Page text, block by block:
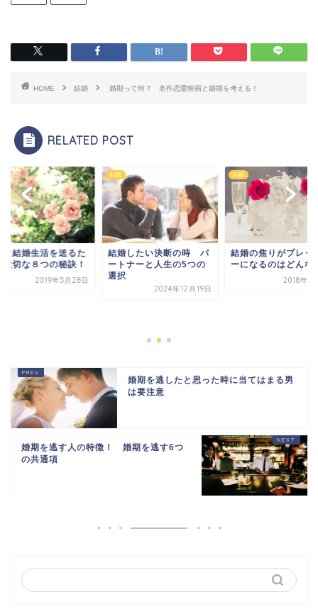
HOME 結婚 婚期って何？ 名作恋愛映画と婚期を考える！
RELATED POST
な結婚生活を送るた
大切な８つの秘訣！
2019年5月28日
結婚
結婚したい決断の時 パ
ートナーと人生の5つの
選択
2024年12月19日
結婚
結婚の焦りがプレッ
ーになるのはどんな
2018年1
婚期を逃したと思った時に当てはまる男
は要注意
婚期を逃す人の特徴！ 婚期を逃す6つ
の共通項